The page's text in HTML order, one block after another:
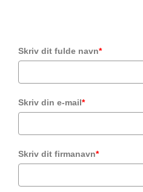
Skriv dit fulde navn*
Skriv din e-mail*
Skriv dit firmanavn*